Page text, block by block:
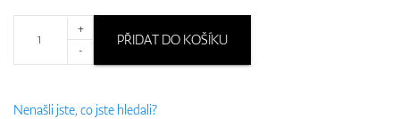
+
-
PŘIDAT DO KOŠÍKU
Nenašli jste, co jste hledali?